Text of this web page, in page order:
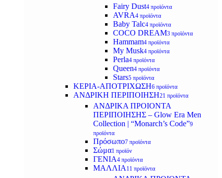
Fairy Dust4 προϊόντα
AVRA4 προϊόντα
Baby Talc4 προϊόντα
COCO DREAM3 προϊόντα
Hammam4 προϊόντα
My Musk4 προϊόντα
Perla4 προϊόντα
Queen4 προϊόντα
Stars5 προϊόντα
ΚΕΡΙΑ-ΑΠΟΤΡΙΧΩΣΗ6 προϊόντα
ΑΝΔΡΙΚΗ ΠΕΡΙΠΟΙΗΣΗ21 προϊόντα
ΑΝΔΡΙΚΑ ΠΡΟΙΟΝΤΑ
ΠΕΡΙΠΟΙΗΣΗΣ – Glow Era Men
Collection | “Monarch’s Code”9
προϊόντα
Πρόσωπο7 προϊόντα
Σώμα1 προϊόν
ΓΕΝΙΑ4 προϊόντα
ΜΑΛΛΙΑ 11 προϊόντα